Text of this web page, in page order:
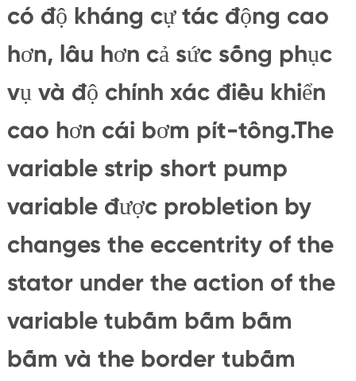
có độ kháng cự tác động cao
hơn, lâu hơn cả sức sống phục
vụ và độ chính xác điều khiển
cao hơn cái bơm pít-tông.The
variable strip short pump
variable được probletion by
changes the eccentrity of the
stator under the action of the
variable tubấm bấm bấm
bấm và the border tubấm